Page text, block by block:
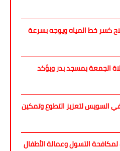
كسر خط المياه ويوجه بسرعة
الجمعة بمسجد بدر ويؤكد
السويس لتعزيز التطوع وتمكين
التسول وعمالة الأطفال